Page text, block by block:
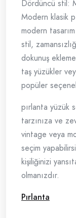
Dördüncü stil:
Modern klasik
modern
stil,
dokunuş
taş yüzükler
popüler
pırlanta yüzük
tarzınıza ve
vintage veya
seçim
kişiliğinizi
olmanızdır.
Pırlanta